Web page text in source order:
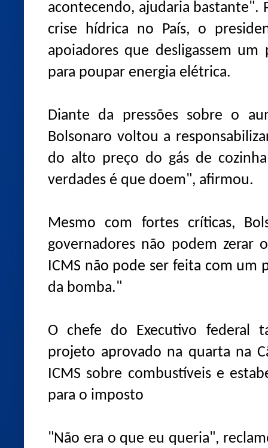
acontecendo, ajudaria bastante".
crise hídrica no País, o
apoiadores que desligassem
para poupar energia elétrica.
Diante da pressões sobre o
Bolsonaro voltou a
do alto preço do gás de
verdades é que doem", afirmou.
Mesmo com fortes críticas,
governadores não podem zerar
ICMS não pode ser feita com um
da bomba."
O chefe do Executivo federal
projeto aprovado na quarta na
ICMS sobre combustíveis e
para o imposto
"Não era o que eu queria",